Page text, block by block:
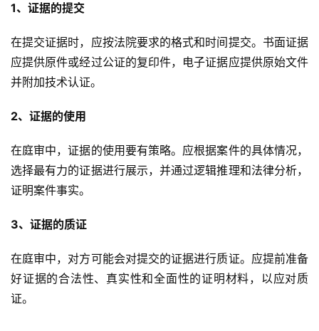
1、证据的提交
在提交证据时，应按法院要求的格式和时间提交。书面证据
应提供原件或经过公证的复印件，电子证据应提供原始文件
并附加技术认证。
2、证据的使用
在庭审中，证据的使用要有策略。应根据案件的具体情况，
选择最有力的证据进行展示，并通过逻辑推理和法律分析，
证明案件事实。
3、证据的质证
在庭审中，对方可能会对提交的证据进行质证。应提前准备
好证据的合法性、真实性和全面性的证明材料，以应对质
证。